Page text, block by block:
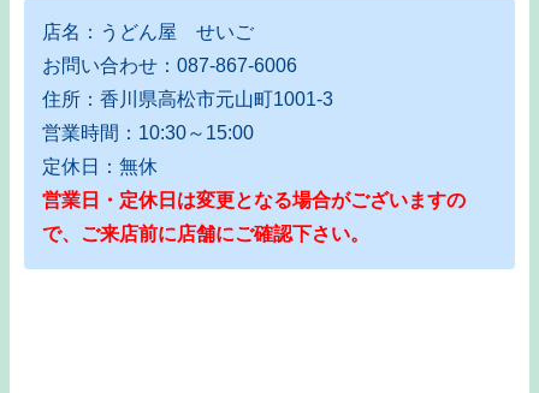
店名：うどん屋 せいご
お問い合わせ：087-867-6006
住所：香川県高松市元山町1001-3
営業時間：10:30～15:00
定休日：無休
営業日・定休日は変更となる場合がございますの
で、ご来店前に店舗にご確認下さい。